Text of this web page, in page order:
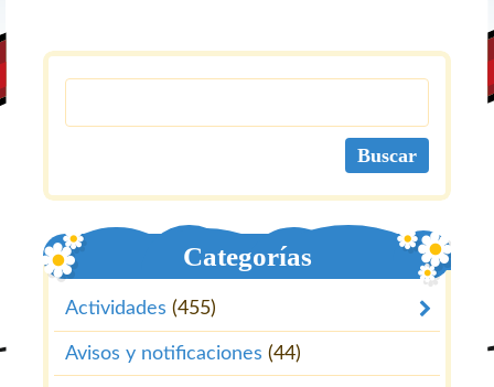
Categorías
Actividades (455)
Avisos y notificaciones (44)